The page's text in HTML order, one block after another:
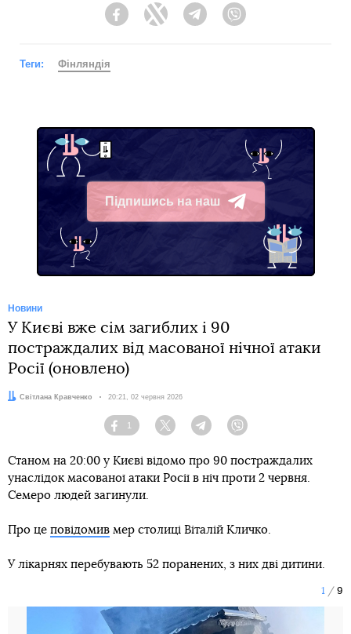
FacebookTwitter Telegram
Теги: Фінляндія
Підпишись на наш
Telegram
Новини
У Києві вже сім загиблих і 90
постраждалих від масованої нічної атаки
Росії (оновлено)
Автор:
Світлана Кравченко Дата:
20:21, 02 червня 2026
Facebook
1
Twitter TelegramViber
Станом на 20:00 у Києві відомо про 90 постраждалих
унаслідок масованої атаки Росії в ніч проти 2 червня.
Семеро людей загинули.
Про це повідомив мер столиці Віталій Кличко.
У лікарнях перебувають 52 поранених, з них дві дитини.
1 9